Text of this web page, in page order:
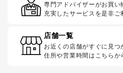
専門アドバイザーがお買い
充実したサービスを是非ご
店舗一覧
お近くの店舗がすぐに見つ
住所や営業時間はこちらか